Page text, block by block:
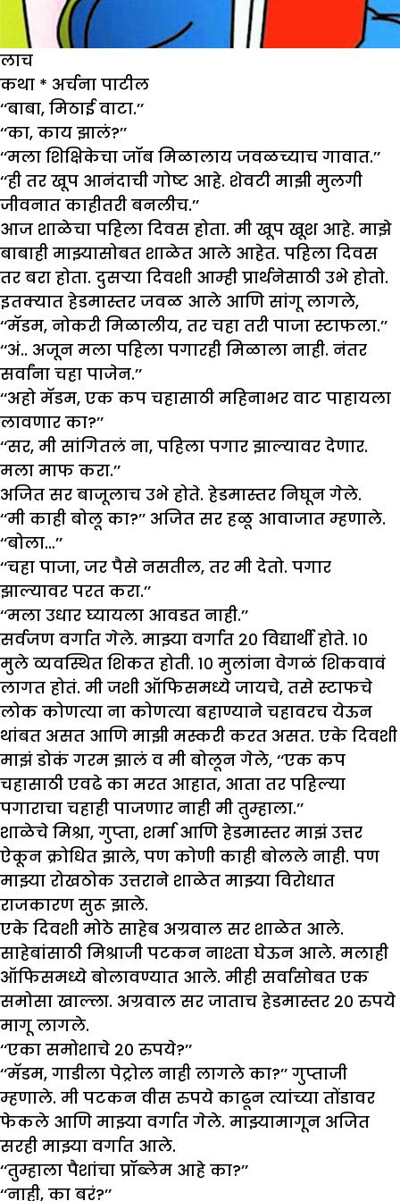
लाच
कथा * अर्चना पाटील
‘‘बाबा, मिठाई वाटा.’’
‘‘का, काय झालं?’’
‘‘मला शिक्षिकेचा जॉब मिळालाय जवळच्याच गावात.’’
‘‘ही तर खूप आनंदाची गोष्ट आहे. शेवटी माझी मुलगी
जीवनात काहीतरी बनलीच.’’
आज शाळेचा पहिला दिवस होता. मी खूप खूश आहे. माझे
बाबाही माझ्यासोबत शाळेत आले आहेत. पहिला दिवस
तर बरा होता. दुसऱ्या दिवशी आम्ही प्रार्थनेसाठी उभे होतो.
इतक्यात हेडमास्तर जवळ आले आणि सांगू लागले,
‘‘मॅडम, नोकरी मिळालीय, तर चहा तरी पाजा स्टाफला.’’
‘‘अं.. अजून मला पहिला पगारही मिळाला नाही. नंतर
सर्वांना चहा पाजेन.’’
‘‘अहो मॅडम, एक कप चहासाठी महिनाभर वाट पाहायला
लावणार का?’’
‘‘सर, मी सांगितलं ना, पहिला पगार झाल्यावर देणार.
मला माफ करा.’’
अजित सर बाजूलाच उभे होते. हेडमास्तर निघून गेले.
‘‘मी काही बोलू का?’’ अजित सर हळू आवाजात म्हणाले.
‘‘बोला…’’
‘‘चहा पाजा, जर पैसे नसतील, तर मी देतो. पगार
झाल्यावर परत करा.’’
‘‘मला उधार घ्यायला आवडत नाही.’’
सर्वजण वर्गात गेले. माझ्या वर्गात २० विद्यार्थी होते. १०
मुले व्यवस्थित शिकत होती. १० मुलांना वेगळं शिकवावं
लागत होतं. मी जशी ऑफिसमध्ये जायचे, तसे स्टाफचे
लोक कोणत्या ना कोणत्या बहाण्याने चहावरच येऊन
थांबत असत आणि माझी मस्करी करत असत. एके दिवशी
माझं डोकं गरम झालं व मी बोलून गेले, ‘‘एक कप
चहासाठी एवढे का मरत आहात, आता तर पहिल्या
पगाराचा चहाही पाजणार नाही मी तुम्हाला.’’
शाळेचे मिश्रा, गुप्ता, शर्मा आणि हेडमास्तर माझं उत्तर
ऐकून क्रोधित झाले, पण कोणी काही बोलले नाही. पण
माझ्या रोखठोक उत्तराने शाळेत माझ्या विरोधात
राजकारण सुरू झाले.
एके दिवशी मोठे साहेब अग्रवाल सर शाळेत आले.
साहेबांसाठी मिश्राजी पटकन नाश्ता घेऊन आले. मलाही
ऑफिसमध्ये बोलावण्यात आले. मीही सर्वांसोबत एक
समोसा खाल्ला. अग्रवाल सर जाताच हेडमास्तर २० रुपये
मागू लागले.
‘‘एका समोशाचे २० रुपये?’’
‘‘मॅडम, गाडीला पेट्रोल नाही लागले का?’’ गुप्ताजी
म्हणाले. मी पटकन वीस रुपये काढून त्यांच्या तोंडावर
फेकले आणि माझ्या वर्गात गेले. माझ्यामागून अजित
सरही माझ्या वर्गात आले.
‘‘तुम्हाला पैशांचा प्रॉब्लेम आहे का?’’
‘‘नाही, का बरं?’’